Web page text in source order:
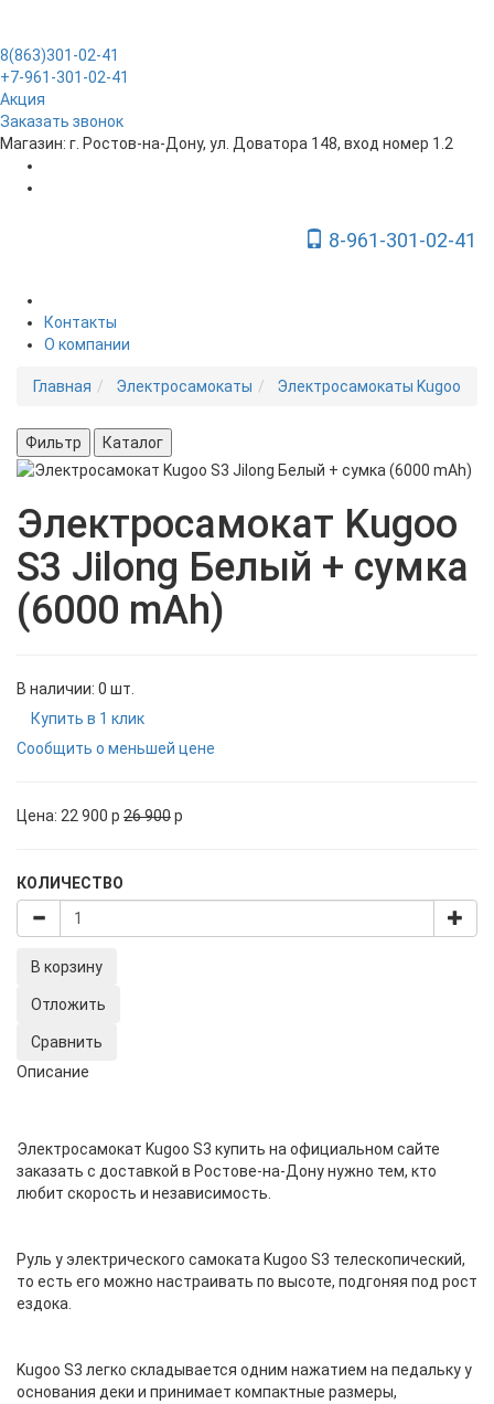
8(863)301-02-41
+7-961-301-02-41
Акция
Заказать звонок
Магазин: г. Ростов-на-Дону, ул. Доватора 148, вход номер 1.2
8-961-301-02-41
Toggle Navigation
Контакты
О компании
Главная Электросамокаты Электросамокаты Kugoo
Фильтр Каталог
Электросамокат Kugoo
S3 Jilong Белый + сумка
(6000 mAh)
В наличии: 0 шт.
Купить в 1 клик
Сообщить о меньшей цене
Цена: 22 900 p 26 900p
КОЛИЧЕСТВО
В корзину
Отложить
Сравнить
Описание
Электросамокат Kugoo S3 купить на официальном сайте
заказать с доставкой в Ростове-на-Дону нужно тем, кто
любит скорость и независимость.
Руль у электрического самоката Kugoo S3 телескопический,
то есть его можно настраивать по высоте, подгоняя под рост
ездока.
Kugoo S3 легко складывается одним нажатием на педальку у
основания деки и принимает компактные размеры,